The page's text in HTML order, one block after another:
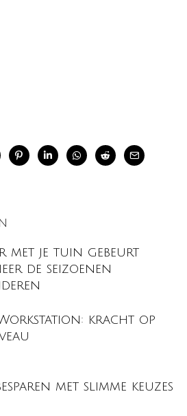
met je tuin gebeurt
de seizoenen
kracht op
met slimme keuzes